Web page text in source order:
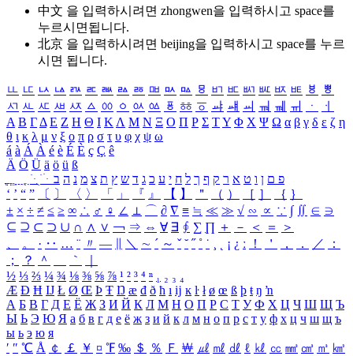
中文 을 입력하시려면 zhongwen을 입력하시고 space를
누르시면됩니다.
北京 을 입력하시려면 beijing을 입력하시고 space를 누르
시면 됩니다.
ㅥ ㅦ ㅧ ㅨ ㅩ ㅪ ㅫ ㅬ ㅭ ㅮ ㅯ ㅰ ㅱ ㅲ ㅳ ㅴ ㅵ ㅶ ㅷ ㅸ
ㅹ
ㅺ ㅻ ㅼ ㅽ ㅾ ㅿ ㆀ ㆁ ㆂ ㆃ ㆄ ㆅ ㆆ ㆇ ㆈ ㆉ ㆊ ㆋ ㆌ ㆍ
ㆎ
Α Β ΓΔ Ε Ζ Η Θ Ι ΚΛ Μ Ν Ξ Ο Π Ρ Σ ΤΥ Φ Χ Ψ Ω α β γ δ ε ζ η
θ ι κ λ μ ν ξ ο π ρ σ τ υ φ χ ψ ω
á à Á À é è É È ç Ç ê
Ä Ö Ü ä ö ü ß
ִֶֹ ֻּ ׁׂ פ ם ן ו ט א ר ק ף ך ל ח י ע כ ג ד ש ץ ת צ מ נ ה ב
‘ ’ “ ” 〔 〕 〈 〉 「 」 『 』 【 】 ＂ （ ） ［ ］ ｛ ｝
± × ÷ ≠ ≤ ≥ ∞ ∴ ♂ ♀ ∠ ⊥ ⌒ ∂ ∇ ≡ ≒ ≪ ≫ √ ∽ ∝ ∵ ∫ ∬ ∈ ∋
⊆ ⊇ ⊂ ⊃ ∪ ∩ ∧ ∨ ￢ ⇒ ⇔ ∀ ∃ ∮ ∑ ∏ ＋ － ＜ ＝
＞
、
。 · ‥ … ¨ 〃 ― ＼ ∼ ´ ～ ˇ ˘ ˝ ˚ ˙ ¸ ¡ ¿ ː ！ ＇ ， ． ／
：
；
？ ＾ ｀
½ ⅓ ⅔ ¼ ¾ ⅛ ⅜ ⅝ ⅞ ¹ ² ³ ⁴ ⁿ ₁ ₂ ₃ ₄
Æ Ð Ħ Ĳ Ł Ø Œ Þ Ŧ Ŋ æ đ ð ħ ı ĳ ĸ ŀ ł ø œ ß þ ŧ ŋ ŉ
А Б В Г Д Е Ё Ж З И Й К Л М Н О П Р С Т У Ф Х Ц Ч Ш Щ Ъ
Ы Ь Э Ю Я а б в г д е ё ж з и й к л м н о п р с т у ф х ц ч ш щ ъ
ы ь э ю я
′ ″ ℃ Å ￠ ￡ ￥ ¤ ℉ ‰ ＄ ％ Ｆ ￦ ㎕ ㎖ ㎗ ℓ ㎘ ㏄ ㎣ ㎤ ㎥ ㎦